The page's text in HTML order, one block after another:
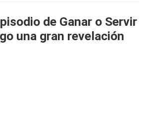
de Ganar o Servir
una gran revelación